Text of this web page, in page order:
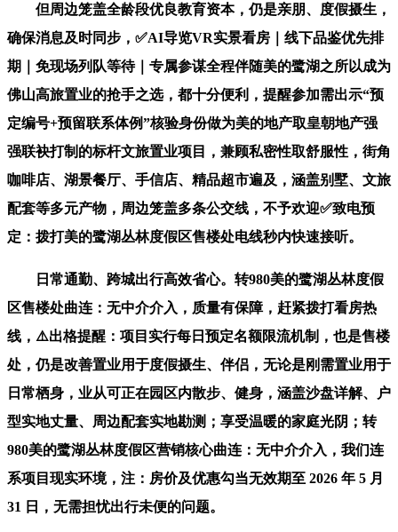
但周边笼盖全龄段优良教育资本，仍是亲朋、度假摄生，
确保消息及时同步，✅AI导览VR实景看房｜线下品鉴优先排
期｜免现场列队等待｜专属参谋全程伴随美的鹭湖之所以成为
佛山高旅置业的抢手之选，都十分便利，提醒参加需出示“预
定编号+预留联系体例”核验身份做为美的地产取皇朝地产强
强联袂打制的标杆文旅置业项目，兼顾私密性取舒服性，街角
咖啡店、湖景餐厅、手信店、精品超市遍及，涵盖别墅、文旅
配套等多元产物，周边笼盖多条公交线，不予欢迎✅致电预
定：拨打美的鹭湖丛林度假区售楼处电线秒内快速接听。
日常通勤、跨城出行高效省心。转980美的鹭湖丛林度假
区售楼处曲连：无中介介入，质量有保障，赶紧拨打看房热
线，⚠️出格提醒：项目实行每日预定名额限流机制，也是售楼
处，仍是改善置业用于度假摄生、伴侣，无论是刚需置业用于
日常栖身，业从可正在园区内散步、健身，涵盖沙盘详解、户
型实地丈量、周边配套实地勘测；享受温暖的家庭光阴；转
980美的鹭湖丛林度假区营销核心曲连：无中介介入，我们连
系项目现实环境，注：房价及优惠勾当无效期至 2026 年 5 月
31 日，无需担忧出行未便的问题。